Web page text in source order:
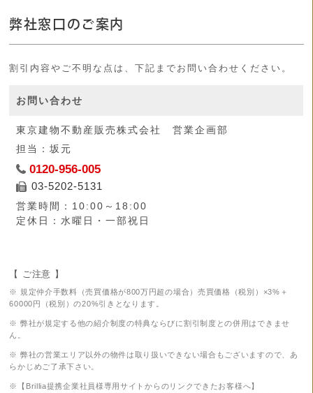
弊社窓口のご案内
割引内容やご不明な点は、下記までお問い合わせください。
お問い合わせ
東京建物不動産販売株式会社営業企画部
担当：坂元
0120-956-005
03-5202-5131
営業時間：10:00～18:00
定休日：水曜日・一部祝日
【 ご注意 】
※ 規定仲介手数料（売買価格が800万円超の場合）売買価格（税別）×3%＋
60000円（税別）の20%引きとなります。
※ 弊社が規定する他の紹介制度の特典ならびに割引制度との併用はできませ
ん。
※ 弊社の営業エリア以外の物件は取り扱いできない場合もございますので、あ
らかじめご了承下さい。
※【Brillia提携企業社員様専用サイトからのリンクできたお客様へ】